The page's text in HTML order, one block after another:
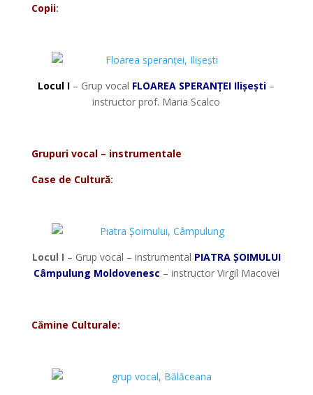
Copii:
Locul I – Grup vocal FLOAREA SPERANȚEI Ilișești –
instructor prof. Maria Scalco
Grupuri vocal – instrumentale
Case de Cultură:
Locul I – Grup vocal – instrumental PIATRA ȘOIMULUI
Câmpulung Moldovenesc – instructor Virgil Macovei
Cămine Culturale: